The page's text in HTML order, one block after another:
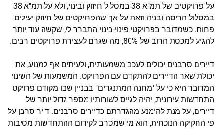
על פרויקטים של תמ"א 38 במסלול חיזוק ובינוי, ולא על תמ"א 38
במסלול הריסה ובניה וזאת על אף שהפרויקטים של חיזוק יעילים
פחות. כשמדובר בפרויקטי פינוי-בינוי התברר לי, שקשה עוד יותר
להגיע למכסת הרוב של 80%, מה שגרם לעצירת פרויקטים רבים.
דיירים סרבנים יכולים לעכב משמעותית, ולעיתים אף למנוע, את
יכולת שאר הדיירים להתקדם עם הפרויקט. המשמעות של השינוי
המדובר היא כי על "מחנה המתנגדים" בבניין שבו מקודם פרויקט
התחדשות עירונית, יהיה לגייס לשורותיו מספר גדול יותר של
דיירים, על מנת להימנע מהגדרתם כדיירים סרבנים. דייר סרבן על
פי החקיקה הנוכחית, הוא מי שמסרב לקידום ההתחדשות מסיבות